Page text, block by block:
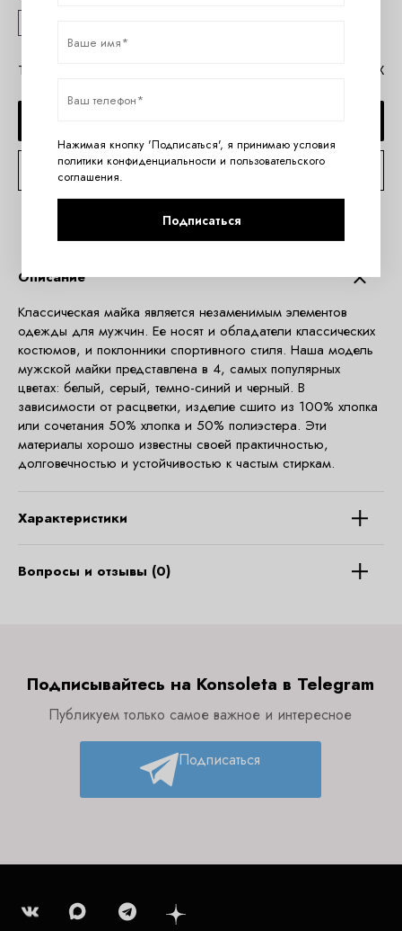
Таблица размеров Uniconf Помощь в MAX
КОНСУЛЬТАЦИЯ ПО TELEGRAM
Описание
Классическая майка является незаменимым элементов
одежды для мужчин. Ее носят и обладатели классических
костюмов, и поклонники спортивного стиля. Наша модель
мужской майки представлена в 4, самых популярных
цветах: белый, серый, темно-синий и черный. В
зависимости от расцветки, изделие сшито из 100% хлопка
или сочетания 50% хлопка и 50% полиэстера. Эти
материалы хорошо известны своей практичностью,
долговечностью и устойчивостью к частым стиркам.
Характеристики
Вопросы и отзывы (0)
Подписывайтесь на Konsoleta в Telegram
Публикуем только самое важное и интересное
Подписаться
Нажимая кнопку 'Подписаться', я принимаю условия
политики конфиденциальности и пользовательского
соглашения.
Подписаться